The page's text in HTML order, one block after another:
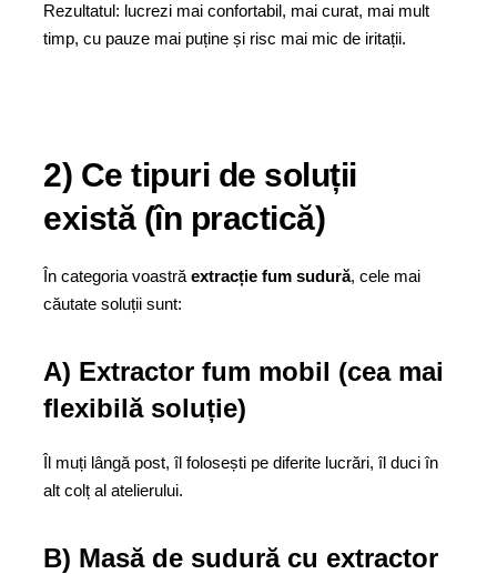
Rezultatul: lucrezi mai confortabil, mai curat, mai mult
timp, cu pauze mai puține și risc mai mic de iritații.
2) Ce tipuri de soluții
există (în practică)
În categoria voastră extracție fum sudură, cele mai
căutate soluții sunt:
A) Extractor fum mobil (cea mai
flexibilă soluție)
Îl muți lângă post, îl folosești pe diferite lucrări, îl duci în
alt colț al atelierului.
B) Masă de sudură cu extractor